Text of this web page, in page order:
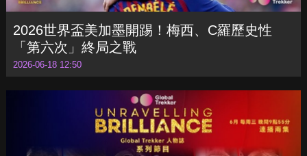
2026世界盃美加墨開踢！梅西、C羅歷史性
「第六次」終局之戰
2026-06-18 12:50